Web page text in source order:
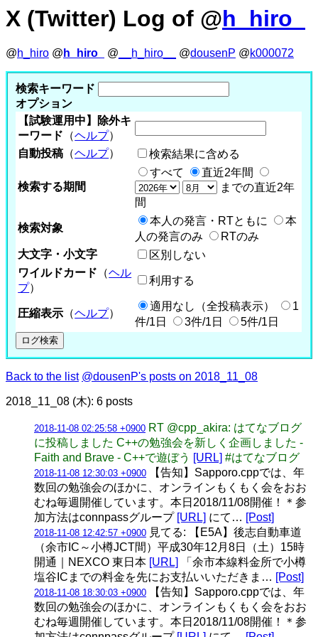
X (Twitter) Log of @h_hiro_
@h_hiro @ h_hiro_ @ __h_hiro__ @dousenP @k000072
検索キーワード
オプション
【試験運用中】除外キ
ーワード （ヘルプ）
自動投稿 （ヘルプ） 検索結果に含める
検索する期間
すべて
直近2年間
までの直近2年
間
検索対象
本人の発言・RTともに
本
人の発言のみ
RTのみ
大文字・小文字
区別しない
ワイルドカード （ヘル
プ）
利用する
圧縮表示 （ヘルプ）
適用なし（全投稿表示）
1
件/1日
3件/1日 5件/1日
Back to the list @dousenP's posts on 2018_11_08
2018_11_08 (木): 6 posts
2018-11-08 02:25:58 +0900 RT @cpp_akira: はてなブログ
に投稿しました C++の勉強会を新しく企画しました -
Faith and Brave - C++で遊ぼう [URL] #はてなブログ
2018-11-08 12:30:03 +0900 【告知】Sapporo.cppでは、年
数回の勉強会のほかに、オンラインもくもく会をおお
むね毎週開催しています。本日2018/11/08開催！＊参
加方法はconnpassグループ [URL] にて… [Post]
2018-11-08 12:42:57 +0900 見てる: 【E5A】後志自動車道
（余市IC～小樽JCT間）平成30年12月8日（土）15時
開通｜NEXCO 東日本 [URL]
「余市本線料金所で小樽
塩谷ICまでの料金を先にお支払いいただきま… [Post]
2018-11-08 18:30:03 +0900 【告知】Sapporo.cppでは、年
数回の勉強会のほかに、オンラインもくもく会をおお
むね毎週開催しています。本日2018/11/08開催！＊参